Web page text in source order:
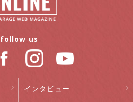
インタビュー
follow us